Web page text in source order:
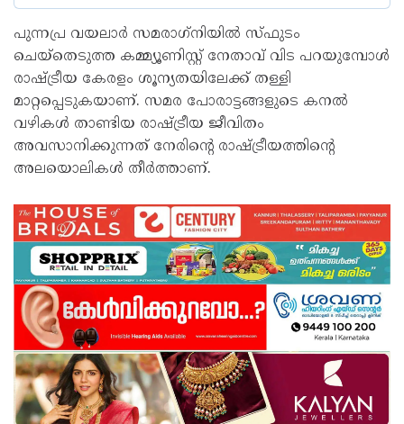
പുന്നപ്ര വയലാർ സമരാഗ്‌നിയിൽ സ്ഫുടം
ചെയ്‌തെടുത്ത കമ്മ്യൂണിസ്റ്റ് നേതാവ് വിട പറയുമ്പോൾ
രാഷ്ട്രീയ കേരളം ശൂന്യതയിലേക്ക് തള്ളി
മാറ്റപ്പെടുകയാണ്. സമര പോരാട്ടങ്ങളുടെ കനൽ
വഴികൾ താണ്ടിയ രാഷ്ട്രീയ ജീവിതം
അവസാനിക്കുന്നത് നേരിൻ്റെ രാഷ്ട്രീയത്തിൻ്റെ
അലയൊലികൾ തീർത്താണ്.